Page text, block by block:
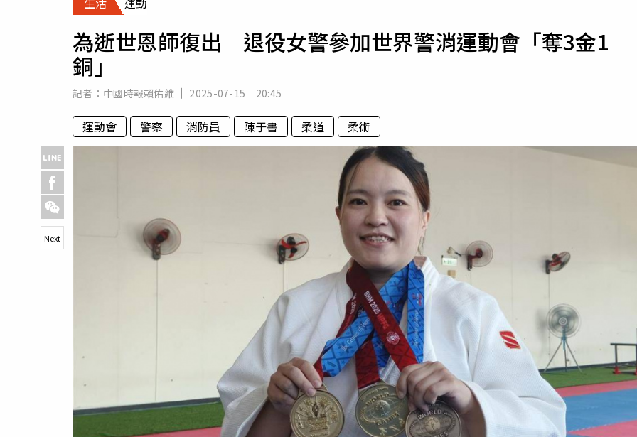
專欄
運勢
為逝世恩師復出 退役女警參加世界警消運動會「奪3金1
銅」
記者： 中國時報賴佑維 2025-07-15 20:45
運動會 警察 消防員 陳于書 柔道 柔術
Next